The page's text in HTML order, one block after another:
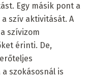
Egy másik pont a
szív aktivitását. A
szívizom
érinti. De,
szokásosnál is